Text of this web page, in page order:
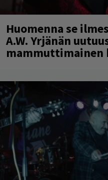
Huomenna se
A.W. Yrjänän
mammuttimainen